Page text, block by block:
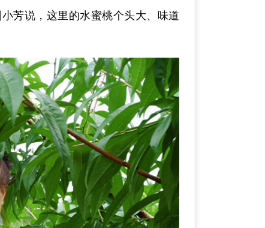
芳说，这里的水蜜桃个头大、味道